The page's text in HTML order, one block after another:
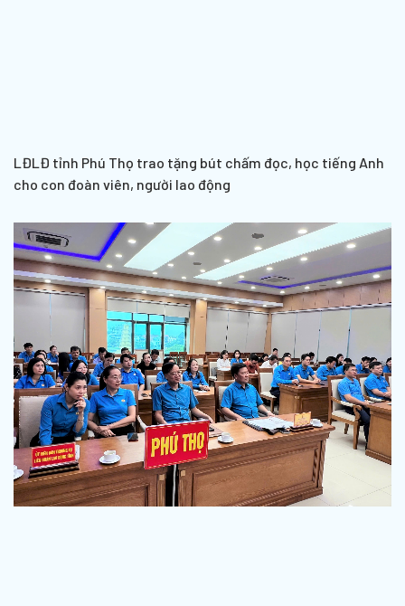
LĐLĐ tỉnh Phú Thọ trao tặng bút chấm đọc, học tiếng Anh
cho con đoàn viên, người lao động